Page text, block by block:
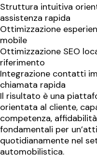
Struttura intuitiva
assistenza rapida
Ottimizzazione
mobile
Ottimizzazione SEO
riferimento
Integrazione contatti
chiamata rapida
Il risultato è una
orientata al cliente,
competenza,
fondamentali per
quotidianamente nel
automobilistica.